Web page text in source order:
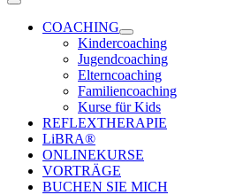
Toggle
NavigationCOACHING
Kindercoaching
Jugendcoaching
Elterncoaching
Familiencoaching
Kurse für Kids
REFLEXTHERAPIE
LiBRA®
ONLINEKURSE
VORTRÄGE
BUCHEN SIE MICH